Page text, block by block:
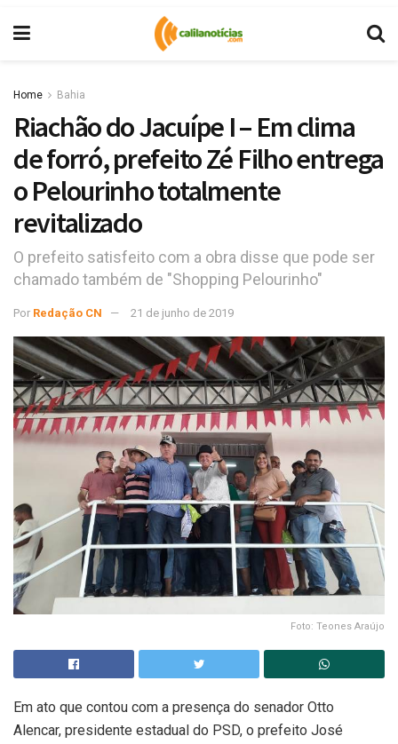
Home Bahia
Riachão do Jacuípe I – Em clima
de forró, prefeito Zé Filho entrega
o Pelourinho totalmente
revitalizado
O prefeito satisfeito com a obra disse que pode ser
chamado também de "Shopping Pelourinho"
Por Redação CN 21 de junho de 2019
Foto: Teones Araújo
Em ato que contou com a presença do senador Otto
Alencar, presidente estadual do PSD, o prefeito José